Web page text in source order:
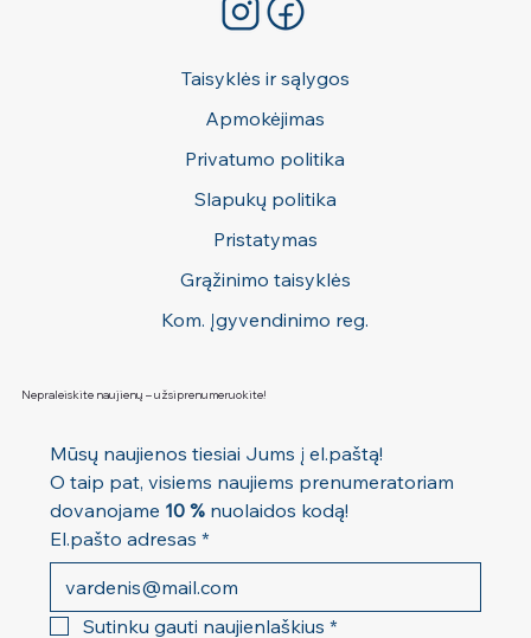
Nepraleiskite naujienų – užsiprenumeruokite!
O taip pat, visiems naujiems prenumeratoriam
dovanojame 10 % nuolaidos kodą!
El.pašto adresas *
Sutinku gauti naujienlaškius *
Taisyklės ir sąlygos
Apmokėjimas
Privatumo politika
Slapukų politika
Pristatymas
Grąžinimo taisyklės
Kom. Įgyvendinimo reg.